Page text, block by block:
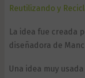
Reutilizando y
La idea fue creada
diseñadora de
Una idea muy